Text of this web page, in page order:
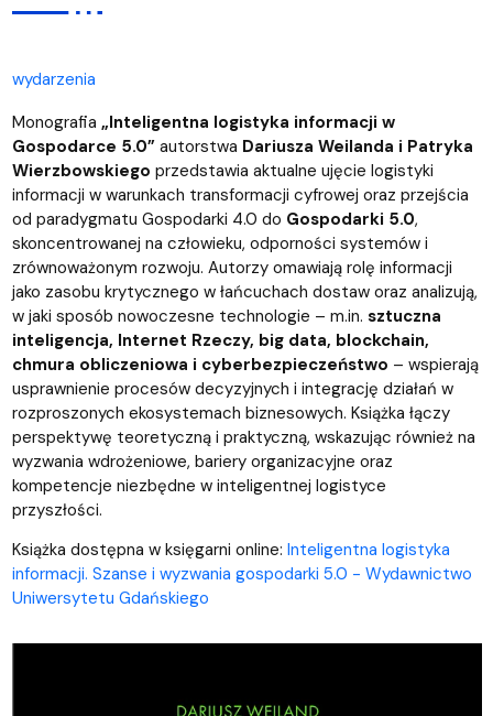
wydarzenia
Monografia „Inteligentna logistyka informacji w
Gospodarce 5.0”autorstwa Dariusza Weilanda i Patryka
Wierzbowskiego przedstawia aktualne ujęcie logistyki
informacji w warunkach transformacji cyfrowej oraz przejścia
od paradygmatu Gospodarki 4.0 do Gospodarki 5.0,
skoncentrowanej na człowieku, odporności systemów i
zrównoważonym rozwoju. Autorzy omawiają rolę informacji
jako zasobu krytycznego w łańcuchach dostaw oraz analizują,
w jaki sposób nowoczesne technologie – m.in. sztuczna
inteligencja, Internet Rzeczy, big data, blockchain,
chmura obliczeniowa i cyberbezpieczeństwo – wspierają
usprawnienie procesów decyzyjnych i integrację działań w
rozproszonych ekosystemach biznesowych. Książka łączy
perspektywę teoretyczną i praktyczną, wskazując również na
wyzwania wdrożeniowe, bariery organizacyjne oraz
kompetencje niezbędne w inteligentnej logistyce
przyszłości.
Książka dostępna w księgarni online: Inteligentna logistyka
informacji. Szanse i wyzwania gospodarki 5.0 - Wydawnictwo
Uniwersytetu Gdańskiego